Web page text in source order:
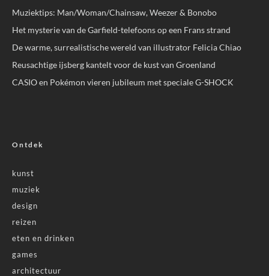
Muziektips: Man/Woman/Chainsaw, Weezer & Bonobo
Het mysterie van de Garfield-telefoons op een Frans strand
De warme, surrealistische wereld van illustrator Felicia Chiao
Reusachtige ijsberg kantelt voor de kust van Groenland
CASIO en Pokémon vieren jubileum met speciale G-SHOCK
Ontdek
kunst
muziek
design
reizen
eten en drinken
games
architectuur